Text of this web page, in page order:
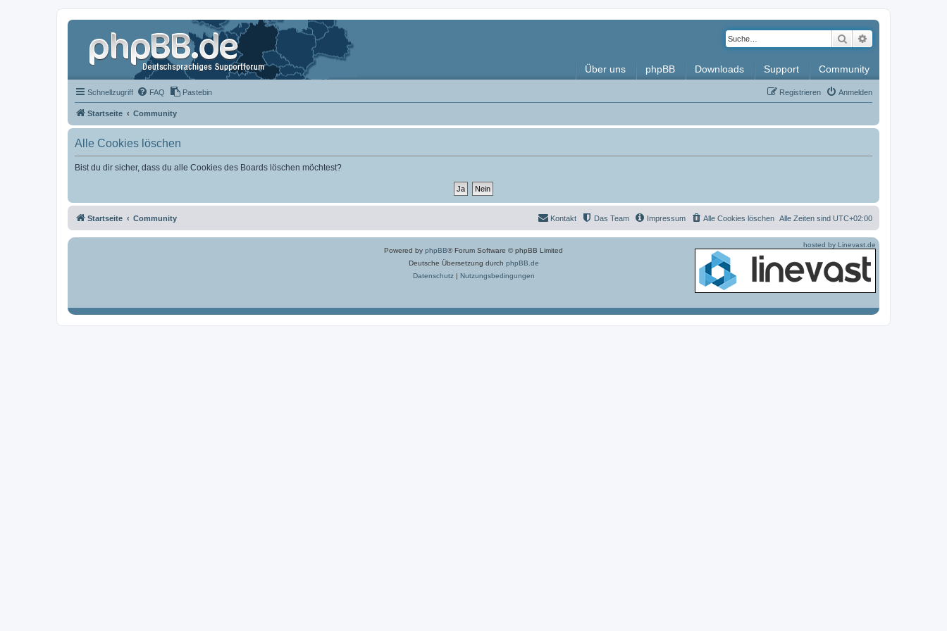
Suche
Über uns phpBB Downloads Support Community
Schnellzugriff FAQ Pastebin Anmelden
Registrieren
Startseite Community
Alle Cookies löschen
Bist du dir sicher, dass du alle Cookies des Boards löschen möchtest?
Startseite Community Alle Zeiten sind UTC+02:00
Alle Cookies löschen
Impressum
Das Team
Kontakt
Powered by phpBB® Forum Software © phpBB Limited
Deutsche Übersetzung durch phpBB.de
Datenschutz| Nutzungsbedingungen
hosted by Linevast.de